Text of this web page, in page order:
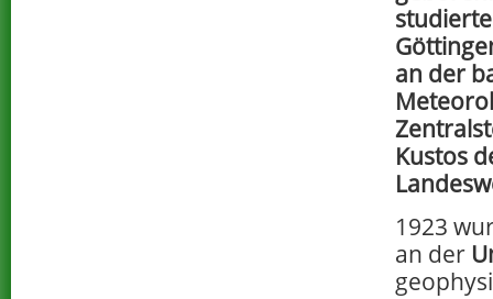
an der
Kustos
1923
an der